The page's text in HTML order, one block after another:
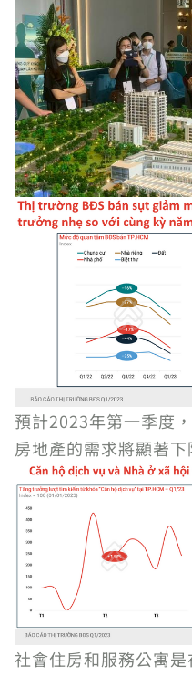
預計2023年第一季度
房地產的需求將顯著下
社會住房和服務公寓